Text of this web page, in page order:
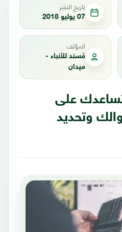
تاريخ النشر
07 يوليو 2018
المؤلف
مُسند للأنباء -
ميدان
على
وتحديد